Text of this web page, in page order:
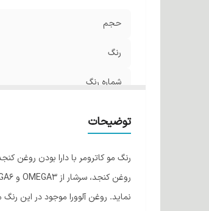
حجم
رنگ
شماره رنگ
توضیحات
رنگ مو کاترومر با دارا بودن روغن
نماید. روغن آلوورا موجود در این